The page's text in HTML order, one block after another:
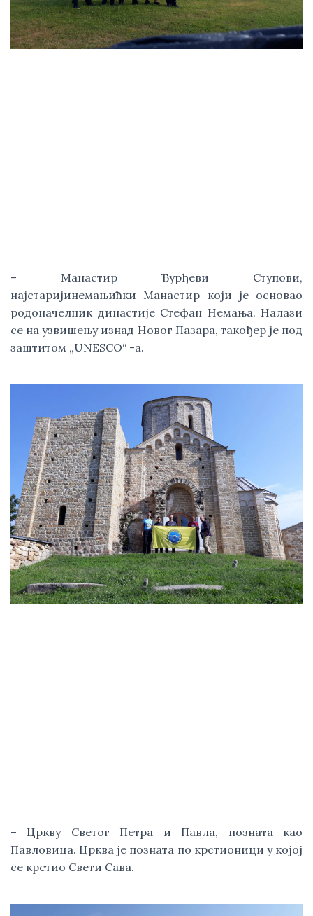
– Манастир Ђурђеви Ступови,
најстаријинемањићки Манастир који је основао
родоначелник династије Стефан Немања. Налази
се на узвишењу изнад Новог Пазара, такођер је под
заштитом „UNESCO“ -а.
– Цркву Светог Петра и Павла, позната као
Павловица. Црква је позната по крстионици у којој
се крстио Свети Сава.